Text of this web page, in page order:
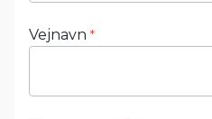
Vejnavn *